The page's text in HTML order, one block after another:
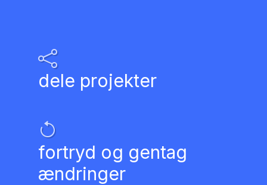
dele projekter
fortryd og gentag
ændringer